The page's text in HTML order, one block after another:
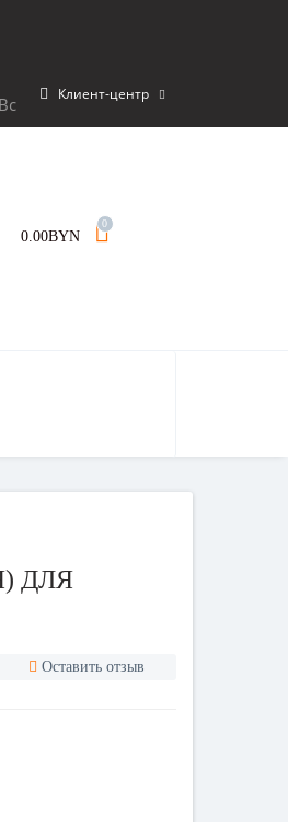
Вс Клиент-центр
0.00BYN
0
ДЛЯ
Оставить отзыв